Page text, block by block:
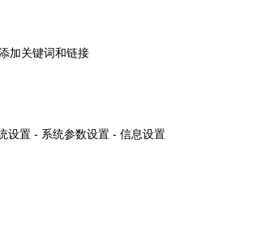
加关键词和链接
设置 - 系统参数设置 - 信息设置